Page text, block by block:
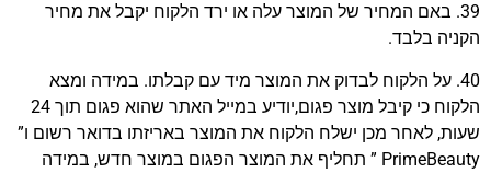
39. באם המחיר של המוצר עלה או ירד הלקוח יקבל את מחיר
הקניה בלבד.
40. על הלקוח לבדוק את המוצר מיד עם קבלתו. במידה ומצא
הלקוח כי קיבל מוצר פגום,יודיע במייל האתר שהוא פגום תוך 24
שעות, לאחר מכן ישלח הלקוח את המוצר באריזתו בדואר רשום ו”
PrimeBeauty ” תחליף את המוצר הפגום במוצר חדש, במידה